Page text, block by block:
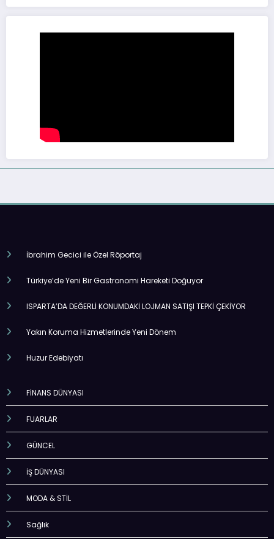
İbrahim Gecici ile Özel Röportaj
Türkiye’de Yeni Bir Gastronomi Hareketi Doğuyor
ISPARTA’DA DEĞERLİ KONUMDAKİ LOJMAN SATIŞI TEPKİ ÇEKİYOR
Yakın Koruma Hizmetlerinde Yeni Dönem
Huzur Edebiyatı
FİNANS DÜNYASI
FUARLAR
GÜNCEL
İŞ DÜNYASI
MODA & STİL
Sağlık